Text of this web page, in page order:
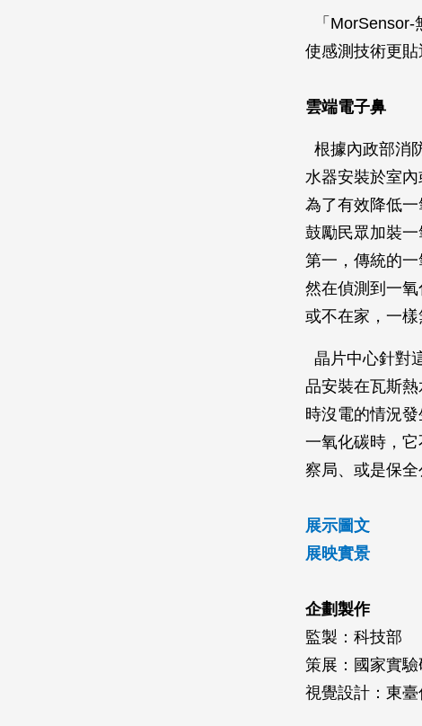
「MorSensor-
使感測技術更貼
雲端電子鼻
根據內政部消
水器安裝於室
為了有效降低
鼓勵民眾加裝
第一，傳統的
然在偵測到一
或不在家，一樣
晶片中心針對
品安裝在瓦斯
時沒電的情況
一氧化碳時，
察局、或是保全
展示圖文
展映實景
企劃製作
監製：科技部
策展：國家實
視覺設計：東